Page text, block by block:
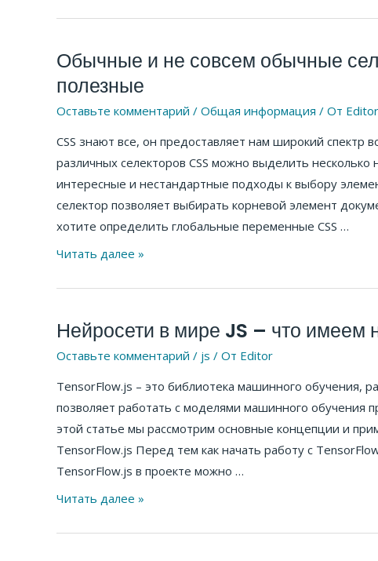
Обычные и не совсем обычные
полезные
Оставьте комментарий / Общая информация / От Editor
CSS знают все, он предоставляет нам широкий
различных селекторов CSS можно выделить
интересные и нестандартные подходы к выбору
селектор позволяет выбирать корневой элемент
хотите определить глобальные переменные CSS …
Обычные
и
обычные
селекторы
CSS
–
но
все
полезные
Читать далее »
Нейросети в мире JS – что имеем
Оставьте комментарий / js / От Editor
TensorFlow.js – это библиотека машинного обучения,
позволяет работать с моделями машинного обучения
этой статье мы рассмотрим основные концепции и
TensorFlow.js Перед тем как начать работу с
TensorFlow.js в проекте можно …
Нейросети
в
JS
–
что
имеем
на
сегодняшний
Читать далее »